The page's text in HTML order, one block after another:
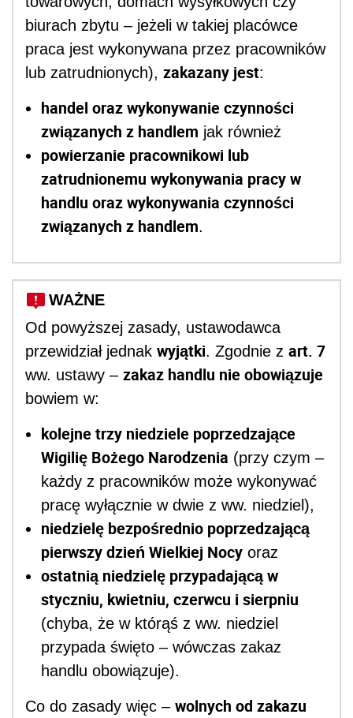
biurach zbytu – jeżeli w takiej placówce
praca jest wykonywana przez pracowników
lub zatrudnionych), zakazany jest:
handel oraz wykonywanie czynności
związanych z handlem jak również
powierzanie pracownikowi lub
zatrudnionemu wykonywania pracy w
handlu oraz wykonywania czynności
związanych z handlem.
WAŻNE
Od powyższej zasady, ustawodawca
przewidział jednak wyjątki. Zgodnie z art. 7
ww. ustawy – zakaz handlu nie obowiązuje
bowiem w:
kolejne trzy niedziele poprzedzające
Wigilię Bożego Narodzenia (przy czym –
każdy z pracowników może wykonywać
pracę wyłącznie w dwie z ww. niedziel),
niedzielę bezpośrednio poprzedzającą
pierwszy dzień Wielkiej Nocy oraz
ostatnią niedzielę przypadającą w
styczniu, kwietniu, czerwcu i sierpniu
(chyba, że w którąś z ww. niedziel
przypada święto – wówczas zakaz
handlu obowiązuje).
Co do zasady więc – wolnych od zakazu